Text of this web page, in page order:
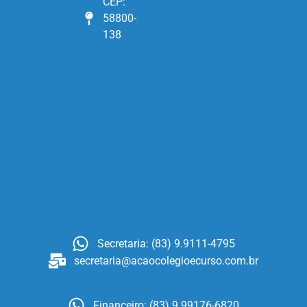
58800-
138
Secretaria: (83) 9.9111-4795
secretaria@acaocolegioecurso.com.br